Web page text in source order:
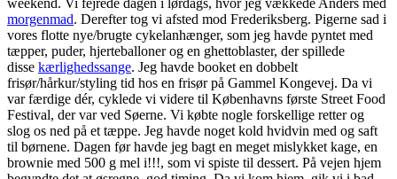
morgenmad. Derefter tog vi afsted mod Frederiksberg. Pigerne sad i
vores flotte nye/brugte cykelanhænger, som jeg havde pyntet med
tæpper, puder, hjerteballoner og en ghettoblaster, der spillede
disse kærlighedssange. Jeg havde booket en dobbelt
frisør/hårkur/styling tid hos en frisør på Gammel Kongevej. Da vi
var færdige dér, cyklede vi videre til Københavns første Street Food
Festival, der var ved Søerne. Vi købte nogle forskellige retter og
slog os ned på et tæppe. Jeg havde noget kold hvidvin med og saft
til børnene. Dagen før havde jeg bagt en meget mislykket kage, en
brownie med 500 g mel i!!!, som vi spiste til dessert. På vejen hjem